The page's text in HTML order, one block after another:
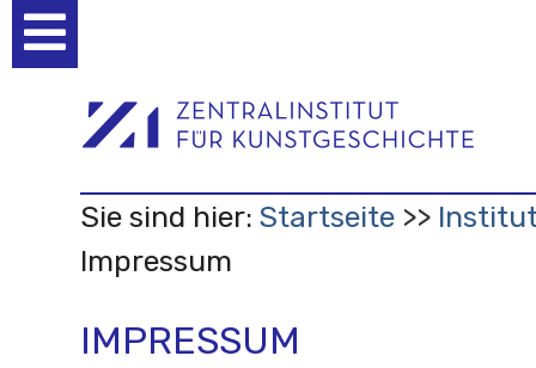
Werkzeuge
Sie sind hier: Startseite
Impressum
IMPRESSUM